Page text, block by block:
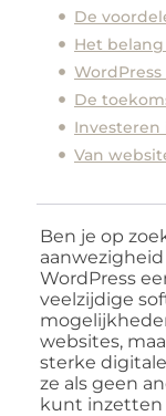
De
Het
De
Investeren
Van
Ben je op
WordPress
veelzijdige
websites,
sterke
ze als geen
kunt inzetten